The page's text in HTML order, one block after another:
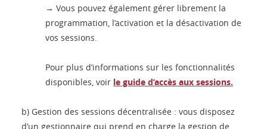
→ Vous pouvez également gérer librement la
programmation, l’activation et la désactivation de
vos sessions.
Pour plus d’informations sur les fonctionnalités
disponibles, voir le guide d’accès aux sessions.
b) Gestion des sessions décentralisée : vous disposez
d’un gestionnaire qui prend en charge la gestion de